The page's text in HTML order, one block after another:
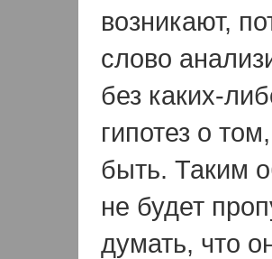
возникают,
слово
без каких-
гипотез о
быть. Таким
не будет
думать, что